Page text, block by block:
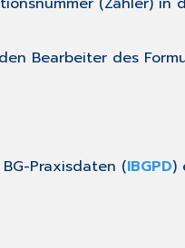
Bearbeiter des
BG-Praxisdaten (IBGPD)